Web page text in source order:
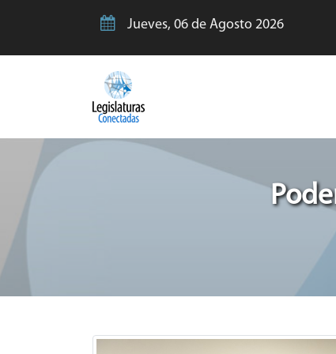
Jueves, 06 de Agosto 2026